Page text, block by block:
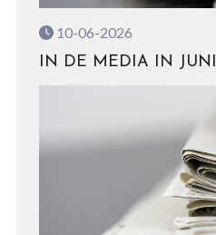
10-06-2026
IN DE MEDIA IN JUNI